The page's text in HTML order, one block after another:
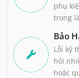
phụ
trong
Bảo
Lỗi kỹ
hỏi
hoặc